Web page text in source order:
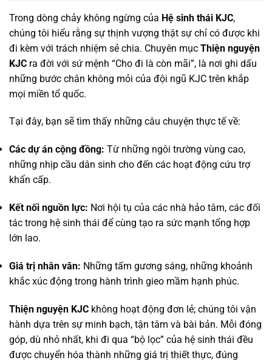
Trong dòng chảy không ngừng của Hệ sinh thái KJC,
chúng tôi hiểu rằng sự thịnh vượng thật sự chỉ có được khi
đi kèm với trách nhiệm sẻ chia. Chuyên mục Thiện nguyện
KJC ra đời với sứ mệnh “Cho đi là còn mãi”, là nơi ghi dấu
những bước chân không mỏi của đội ngũ KJC trên khắp
mọi miền tổ quốc.
Tại đây, bạn sẽ tìm thấy những câu chuyện thực tế về:
Các dự án cộng đồng: Từ những ngôi trường vùng cao,
những nhịp cầu dân sinh cho đến các hoạt động cứu trợ
khẩn cấp.
Kết nối nguồn lực: Nơi hội tụ của các nhà hảo tâm, các đối
tác trong hệ sinh thái để cùng tạo ra sức mạnh tổng hợp
lớn lao.
Giá trị nhân văn: Những tấm gương sáng, những khoảnh
khắc xúc động trong hành trình gieo mầm hạnh phúc.
Thiện nguyện KJC không hoạt động đơn lẻ; chúng tôi vận
hành dựa trên sự minh bạch, tận tâm và bài bản. Mỗi đóng
góp, dù nhỏ nhất, khi đi qua “bộ lọc” của hệ sinh thái đều
được chuyển hóa thành những giá trị thiết thực, đúng